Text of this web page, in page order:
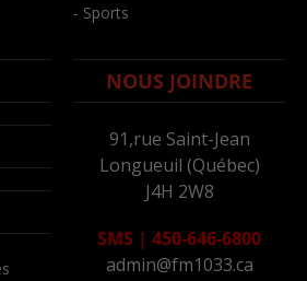
- Sports
NOUS JOINDRE
91,rue Saint-Jean
Longueuil (Québec)
J4H 2W8
SMS | 450-646-6800
admin@fm1033.ca